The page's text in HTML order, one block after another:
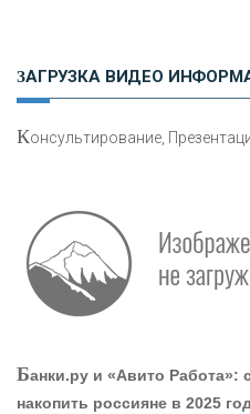
привлечь и удержать
ЗАГРУЗКА ВИДЕО
Консультирование,
Банки.ру и «Авито Работа»:
накопить россияне в 2025